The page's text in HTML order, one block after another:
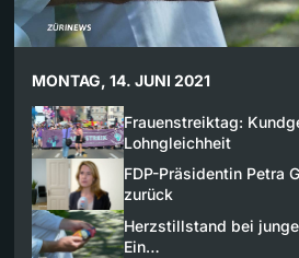
MONTAG, 14. JUNI 2021
Frauenstreiktag:
Lohngleichheit
FDP-Präsidentin Petra
zurück
Herzstillstand bei
Ein…